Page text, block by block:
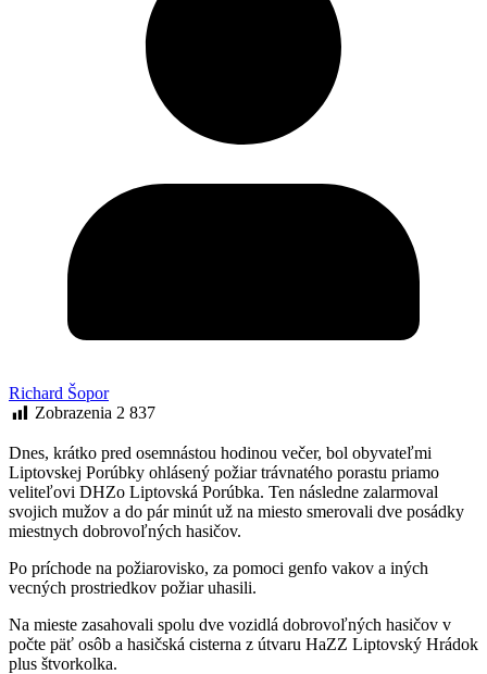
Richard Šopor
Zobrazenia 2 837
Dnes, krátko pred osemnástou hodinou večer, bol obyvateľmi
Liptovskej Porúbky ohlásený požiar trávnatého porastu priamo
veliteľovi DHZo Liptovská Porúbka. Ten následne zalarmoval
svojich mužov a do pár minút už na miesto smerovali dve posádky
miestnych dobrovoľných hasičov.
Po príchode na požiarovisko, za pomoci genfo vakov a iných
vecných prostriedkov požiar uhasili.
Na mieste zasahovali spolu dve vozidlá dobrovoľných hasičov v
počte päť osôb a hasičská cisterna z útvaru HaZZ Liptovský Hrádok
plus štvorkolka.